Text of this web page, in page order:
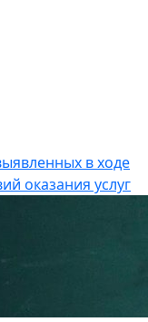
в ходе
оказания услуг